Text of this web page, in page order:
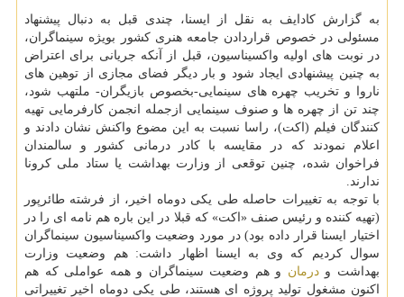
به گزارش کادایف به نقل از ایسنا، چندی قبل به دنبال پیشنهاد
مسئولی در خصوص قراردادن جامعه هنری کشور بویژه سینماگران،
در نوبت های اولیه واکسیناسیون، قبل از آنکه جریانی برای اعتراض
به چنین پیشنهادی ایجاد شود و بار دیگر فضای مجازی از توهین های
ناروا و تخریب چهره های سینمایی-بخصوص بازیگران- ملتهب شود،
چند تن از چهره ها و صنوف سینمایی ازجمله انجمن کارفرمایی تهیه
کنندگان فیلم (اکت)، راسا نسبت به این مضوع واکنش نشان دادند و
اعلام نمودند که در مقایسه با کادر درمانی کشور و سالمندان
فراخوان شده، چنین توقعی از وزارت بهداشت یا ستاد ملی کرونا
ندارند.
با توجه به تغییرات حاصله طی یکی دوماه اخیر، از فرشته طائرپور
(تهیه کننده و رئیس صنف «اکت» که قبلا در این باره هم نامه ای را در
اختیار ایسنا قرار داده بود) در مورد وضعیت واکسیناسیون سینماگران
سوال کردیم که وی به ایسنا اظهار داشت: هم وضعیت وزارت
بهداشت ودرمان و هم وضعیت سینماگران و همه عواملی که هم
اکنون مشغول تولید پروژه ای هستند، طی یکی دوماه اخیر تغییراتی